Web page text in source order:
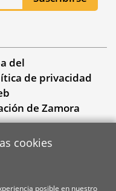
del
de privacidad
de Zamora
cookies
posible en nuestro